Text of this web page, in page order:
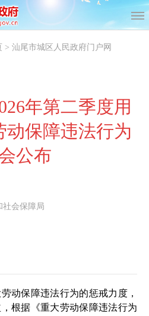
> 汕尾市城区人民政府门户网
年第二季度用
动保障违法行为
公布
社会保障局
保障违法行为的惩戒力度，
根据《重大劳动保障违法行为